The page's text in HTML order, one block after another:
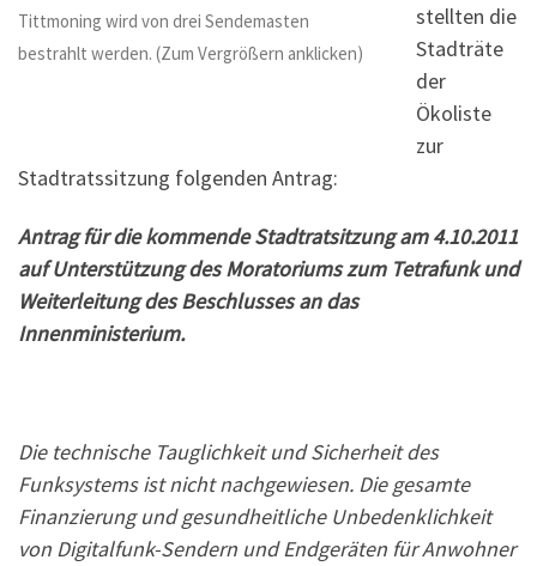
Tittmoning wird von drei Sendemasten
bestrahlt werden. (Zum Vergrößern anklicken)
stellten die
Stadträte
der
Ökoliste
zur
Stadtratssitzung folgenden Antrag:
Antrag für die kommende Stadtratsitzung am 4.10.2011
auf Unterstützung des Moratoriums zum Tetrafunk und
Weiterleitung des Beschlusses an das
Innenministerium.
Die technische Tauglichkeit und Sicherheit des
Funksystems ist nicht nachgewiesen. Die gesamte
Finanzierung und gesundheitliche Unbedenklichkeit
von Digitalfunk-Sendern und Endgeräten für Anwohner